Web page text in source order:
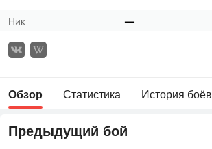
Ник —
Обзор Статистика История боёв
Предыдущий бой